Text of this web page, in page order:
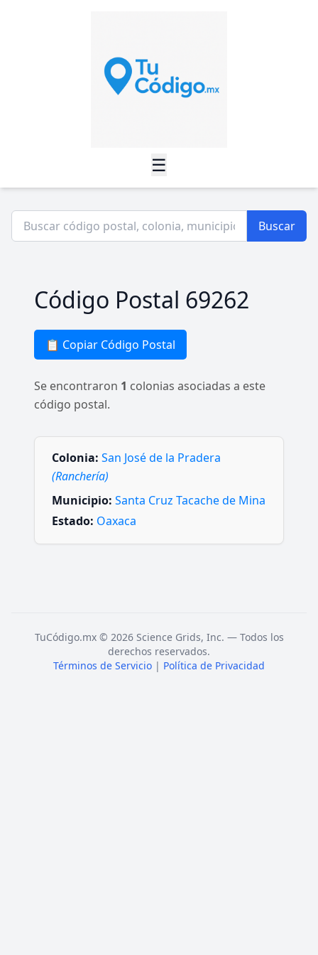
☰
Buscar
Código Postal 69262
📋 Copiar Código Postal
Se encontraron 1 colonias asociadas a este
código postal.
Colonia: San José de la Pradera
(Ranchería)
Municipio: Santa Cruz Tacache de Mina
Estado: Oaxaca
TuCódigo.mx © 2026 Science Grids, Inc. — Todos los
derechos reservados.
Términos de Servicio | Política de Privacidad